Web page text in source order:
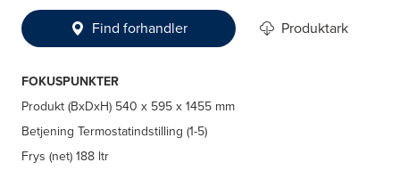
Find forhandler Produktark
FOKUSPUNKTER
Produkt (BxDxH) 540 x 595 x 1455 mm
Betjening Termostatindstilling (1-5)
Frys (net)188 ltr